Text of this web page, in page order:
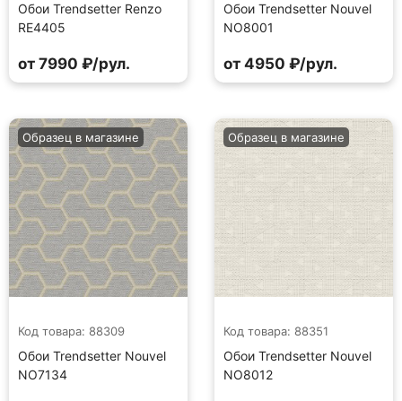
Обои Trendsetter Renzo
RE4405
от 7990 ₽/рул.
Обои Trendsetter Nouvel
NO8001
от 4950 ₽/рул.
Код товара: 88309
Обои Trendsetter Nouvel
NO7134
Образец в магазине
Код товара: 88351
Обои Trendsetter Nouvel
NO8012
Образец в магазине